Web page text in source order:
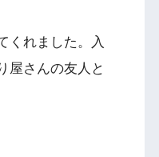
くれました。入
屋さんの友人と